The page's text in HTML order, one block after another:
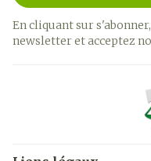
En cliquant sur
newsletter et acceptez